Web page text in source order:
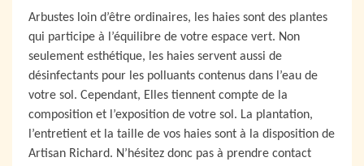
Arbustes loin d’être ordinaires, les haies sont des plantes
qui participe à l’équilibre de votre espace vert. Non
seulement esthétique, les haies servent aussi de
désinfectants pour les polluants contenus dans l’eau de
votre sol. Cependant, Elles tiennent compte de la
composition et l’exposition de votre sol. La plantation,
l’entretient et la taille de vos haies sont à la disposition de
Artisan Richard. N’hésitez donc pas à prendre contact